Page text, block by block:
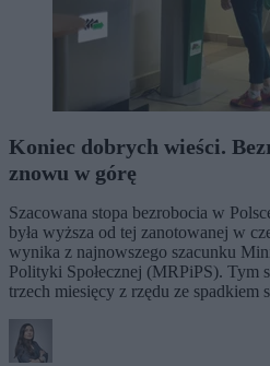
Koniec dobrych wieści.
znowu w górę
Szacowana stopa bezrobocia w
była wyższa od tej zanotowanej w
wynika z najnowszego szacunku
Polityki Społecznej (MRPiPS). Tym
trzech miesięcy z rzędu ze spadkiem